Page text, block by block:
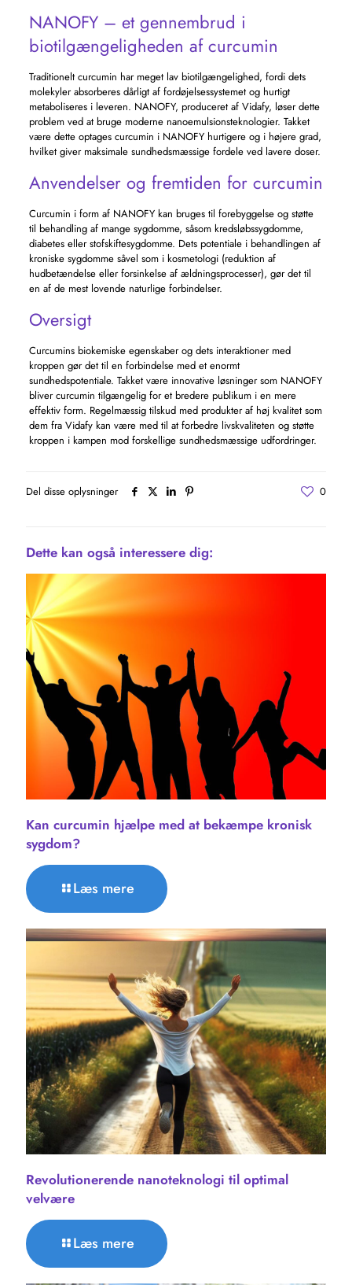
NANOFY – et gennembrud i
biotilgængeligheden af ​​curcumin
Traditionelt curcumin har meget lav biotilgængelighed, fordi dets
molekyler absorberes dårligt af fordøjelsessystemet og hurtigt
metaboliseres i leveren. NANOFY, produceret af Vidafy, løser dette
problem ved at bruge moderne nanoemulsionsteknologier. Takket
være dette optages curcumin i NANOFY hurtigere og i højere grad,
hvilket giver maksimale sundhedsmæssige fordele ved lavere doser.
Anvendelser og fremtiden for curcumin
Curcumin i form af NANOFY kan bruges til forebyggelse og støtte
til behandling af mange sygdomme, såsom kredsløbssygdomme,
diabetes eller stofskiftesygdomme. Dets potentiale i behandlingen af
​​kroniske sygdomme såvel som i kosmetologi (reduktion af
hudbetændelse eller forsinkelse af ældningsprocesser), gør det til
en af ​​de mest lovende naturlige forbindelser.
Oversigt
Curcumins biokemiske egenskaber og dets interaktioner med
kroppen gør det til en forbindelse med et enormt
sundhedspotentiale. Takket være innovative løsninger som NANOFY
bliver curcumin tilgængelig for et bredere publikum i en mere
effektiv form. Regelmæssig tilskud med produkter af høj kvalitet som
dem fra Vidafy kan være med til at forbedre livskvaliteten og støtte
kroppen i kampen mod forskellige sundhedsmæssige udfordringer.
Del disse oplysninger 0
Dette kan også interessere dig:
Kan curcumin hjælpe med at bekæmpe kronisk
sygdom?
Læs mere
Revolutionerende nanoteknologi til optimal
velvære
Læs mere